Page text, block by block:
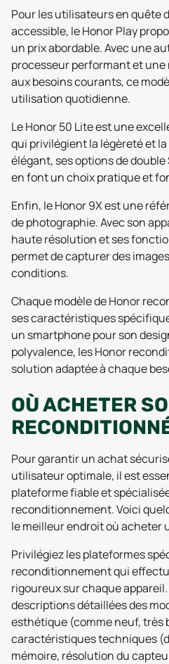
Pour les utilisateurs en quête
accessible, le Honor Play
un prix abordable. Avec une
processeur performant et
aux besoins courants, ce
utilisation quotidienne.
Le Honor 50 Lite est une
qui privilégient la légèreté et
élégant, ses options de
en font un choix pratique et
Enfin, le Honor 9X est une
de photographie. Avec son
haute résolution et ses
permet de capturer des
conditions.
Chaque modèle de Honor
ses caractéristiques
un smartphone pour son
polyvalence, les Honor
solution adaptée à chaque
OÙ ACHETER
Pour garantir un achat
utilisateur optimale, il est
plateforme fiable et
reconditionnement. Voici
le meilleur endroit où acheter
Privilégiez les plateformes
reconditionnement qui
rigoureux sur chaque
descriptions détaillées des
esthétique (comme neuf, très
caractéristiques techniques
mémoire, résolution du